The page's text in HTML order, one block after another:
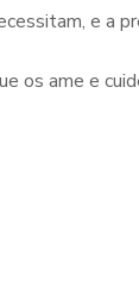
e a
os ame e